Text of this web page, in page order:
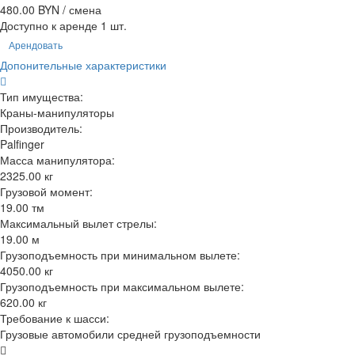
480.00 BYN / смена
Доступно к аренде 1 шт.
Арендовать
Допонительные характеристики
Тип имущества:
Краны-манипуляторы
Производитель:
Palfinger
Масса манипулятора:
2325.00 кг
Грузовой момент:
19.00 тм
Максимальный вылет стрелы:
19.00 м
Грузоподъемность при минимальном вылете:
4050.00 кг
Грузоподъемность при максимальном вылете:
620.00 кг
Требование к шасси:
Грузовые автомобили средней грузоподъемности